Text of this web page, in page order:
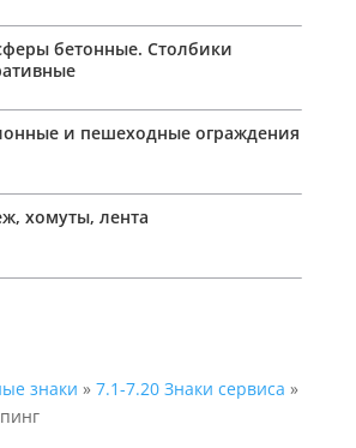
бетонные. Столбики
и пешеходные ограждения
хомуты, лента
знаки » 7.1-7.20 Знаки сервиса »